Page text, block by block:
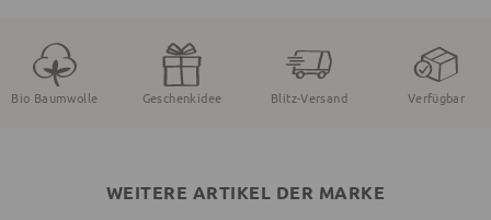
Bio Baumwolle Geschenkidee Blitz-Versand Verfügbar
WEITERE ARTIKEL DER MARKE